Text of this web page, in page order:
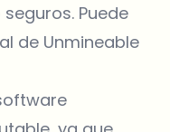
Puede
de Unmineable